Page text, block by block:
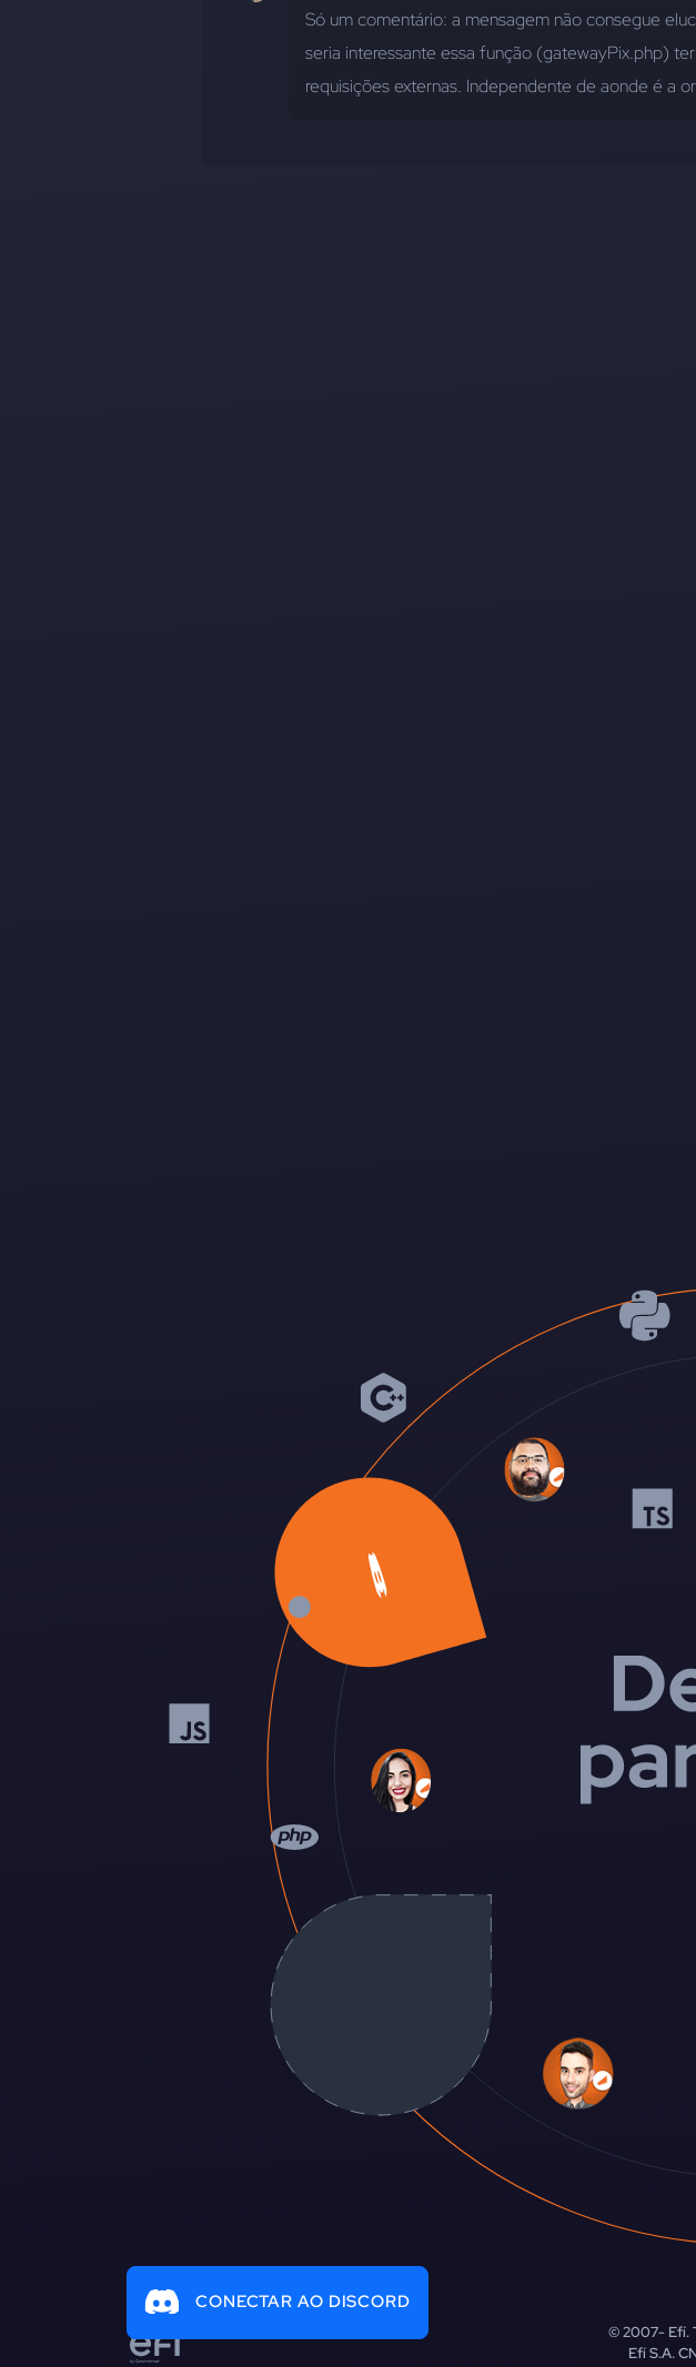
Só um comentário: a mensagem não consegue
seria interessante essa função (gatewayPix.php)
requisições externas. Independente de aonde é a
CONECTAR AO DISCORD
© 2007-Efí.
Efí S.A.